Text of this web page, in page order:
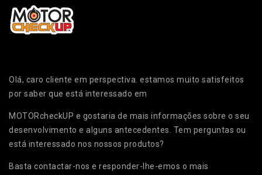
Olá, caro cliente em perspectiva. estamos muito satisfeitos
por saber que está interessado em
MOTORcheckUP e gostaria de mais informações sobre o seu
desenvolvimento e alguns antecedentes. Tem perguntas ou
está interessado nos nossos produtos?
Basta contactar-nos e responder-lhe-emos o mais